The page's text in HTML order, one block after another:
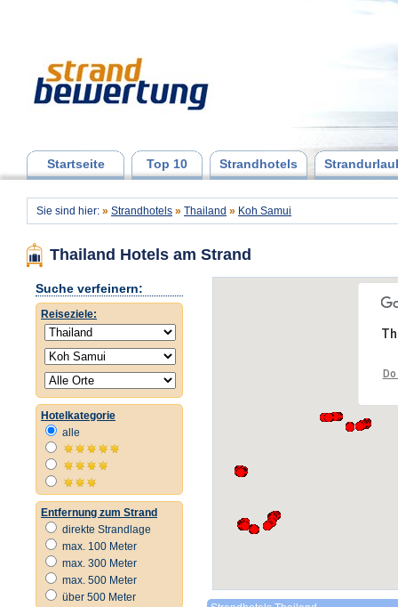
Startseite Top 10 Strandhotels
Sie sind hier: » Strandhotels » Thailand » Koh Samui
Thailand Hotels am Strand
Suche verfeinern:
Reiseziele:
Hotelkategorie
alle
Entfernung zum Strand
direkte Strandlage
max. 100 Meter
max. 300 Meter
max. 500 Meter
über 500 Meter